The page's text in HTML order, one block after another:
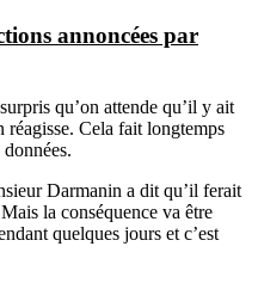
annoncées par
qu’on attende qu’il y ait
réagisse. Cela fait longtemps
Darmanin a dit qu’il ferait
la conséquence va être
quelques jours et c’est